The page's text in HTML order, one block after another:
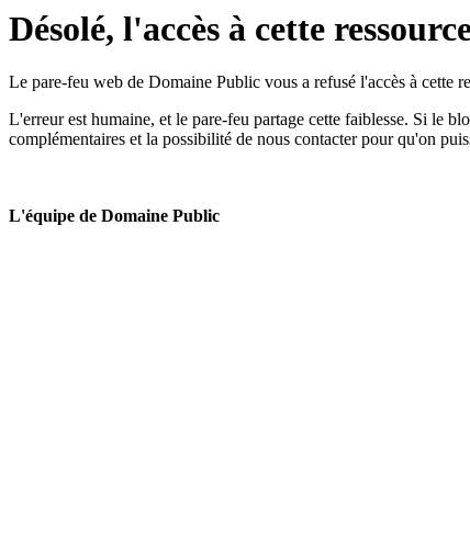
Désolé, l'accès à cette
Le pare-feu web de Domaine Public vous a refusé l'accès à cette
L'erreur est humaine, et le pare-feu partage cette faiblesse. Si le
complémentaires et la possibilité de nous contacter pour qu'on
L'équipe de Domaine Public